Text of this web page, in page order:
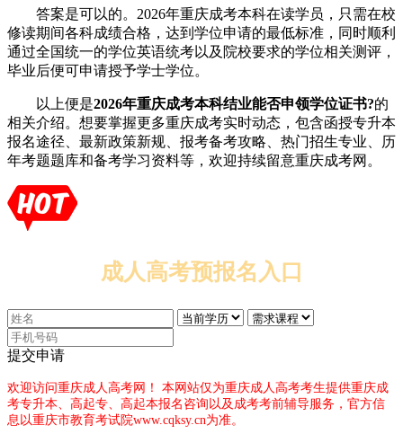
答案是可以的。2026年重庆成考本科在读学员，只需在校
修读期间各科成绩合格，达到学位申请的最低标准，同时顺利
通过全国统一的学位英语统考以及院校要求的学位相关测评，
毕业后便可申请授予学士学位。
以上便是2026年重庆成考本科结业能否申领学位证书?的
相关介绍。想要掌握更多重庆成考实时动态，包含函授专升本
报名途径、最新政策新规、报考备考攻略、热门招生专业、历
年考题题库和备考学习资料等，欢迎持续留意重庆成考网。
成人高考预报名入口
提交申请
欢迎访问重庆成人高考网！ 本网站仅为重庆成人高考考生提供重庆成
考专升本、高起专、高起本报名咨询以及成考考前辅导服务，官方信
息以重庆市教育考试院www.cqksy.cn为准。